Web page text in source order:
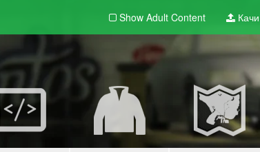
Show Adult Content Качи